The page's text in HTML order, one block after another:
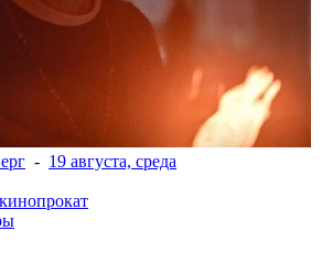
- 19 августа, среда